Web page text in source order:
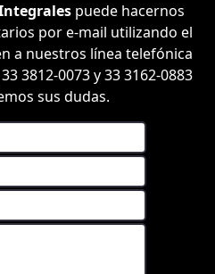
puede hacernos
por e-mail utilizando el
a nuestros línea telefónica
3812-0073 y 33 3162-0883
sus dudas.